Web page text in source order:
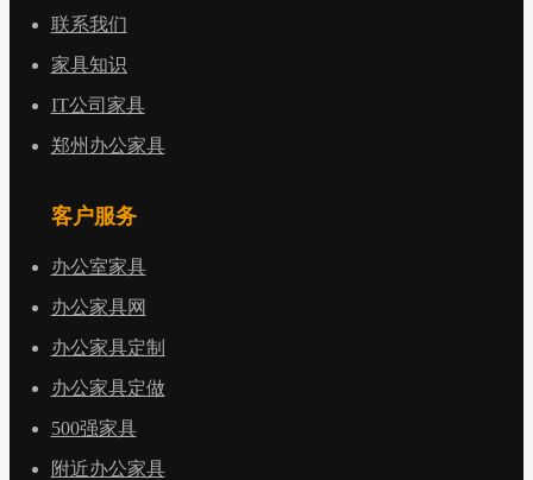
联系我们
家具知识
IT公司家具
郑州办公家具
客户服务
办公室家具
办公家具网
办公家具定制
办公家具定做
500强家具
附近办公家具